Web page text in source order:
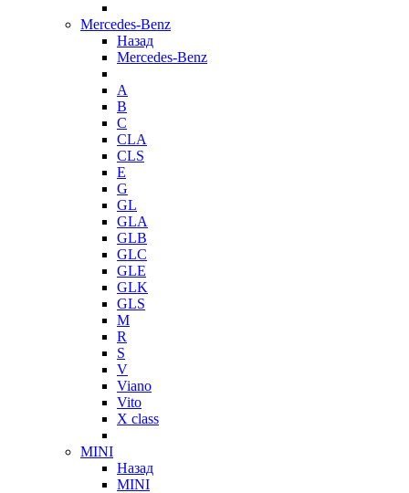
Mercedes-Benz
Назад
Mercedes-Benz
A
B
C
CLA
CLS
E
G
GL
GLA
GLB
GLC
GLE
GLK
GLS
M
R
S
V
Viano
Vito
X class
MINI
Назад
MINI